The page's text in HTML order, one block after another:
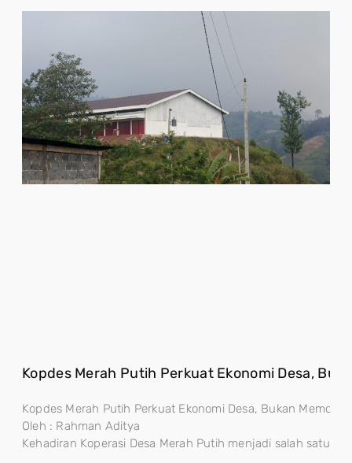
Kopdes Merah Putih Perkuat Ekonomi Desa,
Kopdes Merah Putih Perkuat Ekonomi Desa, Bukan
Oleh : Rahman Aditya
Kehadiran Koperasi Desa Merah Putih menjadi salah satu